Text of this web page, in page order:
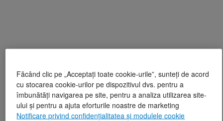
Făcând clic pe „Acceptați toate cookie-urile”, sunteți de acord
cu stocarea cookie-urilor pe dispozitivul dvs. pentru a
îmbunătăți navigarea pe site, pentru a analiza utilizarea site-
ului și pentru a ajuta eforturile noastre de marketing
Notificare privind confidențialitatea și modulele cookie